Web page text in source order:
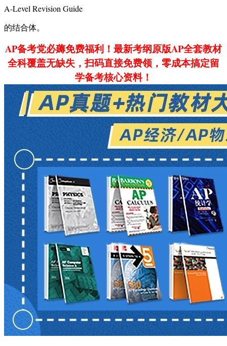
A-Level Revision Guide
的结合体。
AP备考党必薅免费福利！最新考纲原版AP全套教材
全科覆盖无缺失，扫码直接免费领，零成本搞定留
学备考核心资料！